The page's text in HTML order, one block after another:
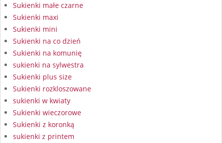
Sukienki małe czarne
Sukienki maxi
Sukienki mini
Sukienki na co dzień
Sukienki na komunię
sukienki na sylwestra
Sukienki plus size
Sukienki rozkloszowane
sukienki w kwiaty
Sukienki wieczorowe
Sukienki z koronką
sukienki z printem